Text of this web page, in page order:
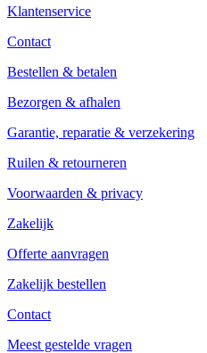
Klantenservice
Contact
Bestellen & betalen
Bezorgen & afhalen
Garantie, reparatie & verzekering
Ruilen & retourneren
Voorwaarden & privacy
Zakelijk
Offerte aanvragen
Zakelijk bestellen
Contact
Meest gestelde vragen